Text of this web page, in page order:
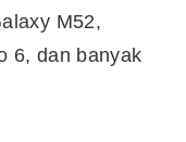
M52,
6, dan banyak